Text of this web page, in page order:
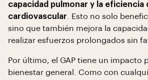
capacidad pulmonar y la eficiencia
cardiovascular . Esto no solo
sino que también mejora la
realizar esfuerzos prolongados sin
Por último, el GAP tiene un impacto
bienestar general. Como con